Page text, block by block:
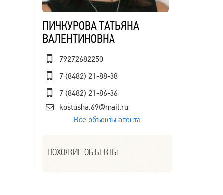
ПИЧКУРОВА ТАТЬЯНА
ВАЛЕНТИНОВНА
79272682250
7 (8482) 21-88-88
7 (8482) 21-86-86
kostusha.69@mail.ru
Все объекты агента
ПОХОЖИЕ ОБЪЕКТЫ: